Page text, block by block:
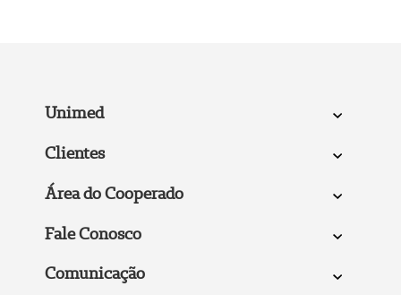
Unimed
Clientes
Área do Cooperado
Fale Conosco
Comunicação